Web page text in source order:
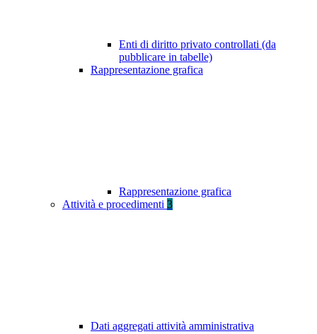
Enti di diritto privato controllati (da
pubblicare in tabelle)
Rappresentazione grafica
Rappresentazione grafica
Attività e procedimenti 3
Dati aggregati attività amministrativa